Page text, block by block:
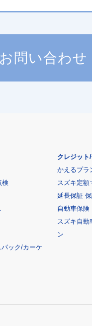
問い合わせ
検
ック/カーケ
クレジット
かえるプラ
スズキ定額
延長保証
自動車保険
スズキ自動
ン